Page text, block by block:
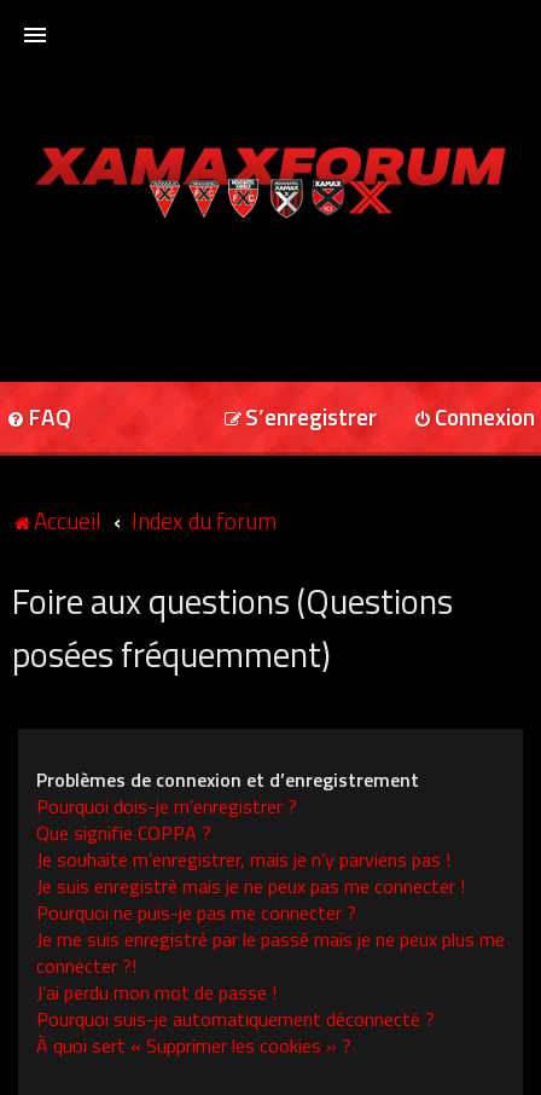
XAMAXFORUM
FAQ Connexion
S’enregistrer
Accueil Index du forum
Foire aux questions (Questions
posées fréquemment)
Problèmes de connexion et d’enregistrement
Pourquoi dois-je m’enregistrer ?
Que signifie COPPA ?
Je souhaite m’enregistrer, mais je n’y parviens pas !
Je suis enregistré mais je ne peux pas me connecter !
Pourquoi ne puis-je pas me connecter ?
Je me suis enregistré par le passé mais je ne peux plus me
connecter ?!
J’ai perdu mon mot de passe !
Pourquoi suis-je automatiquement déconnecté ?
À quoi sert « Supprimer les cookies » ?